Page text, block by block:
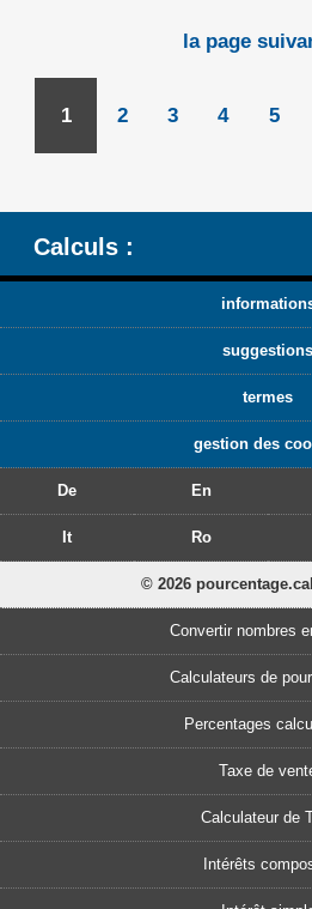
la page
1 2 3 4 5
Calculs :
suggestions
termes
gestion des
De En
It Ro
© 2026
Convertir nombres
Calculateurs de
Percentages
Taxe de
Calculateur de
Intérêts